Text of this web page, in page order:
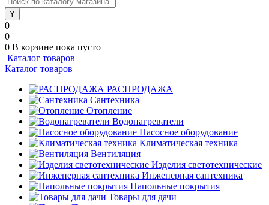
0
0
0 В корзине пока пусто
Каталог товаров
Каталог товаров
РАСПРОДАЖА
Сантехника
Отопление
Водонагреватели
Насосное оборудование
Климатическая техника
Вентиляция
Изделия светотехнические
Инженерная сантехника
Напольные покрытия
Товары для дачи